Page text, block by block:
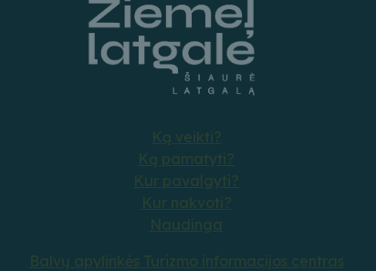
Ką veikti?
Ką pamatyti?
Kur pavalgyti?
Kur nakvoti?
Naudinga
Balvų apylinkės Turizmo informacijos centras